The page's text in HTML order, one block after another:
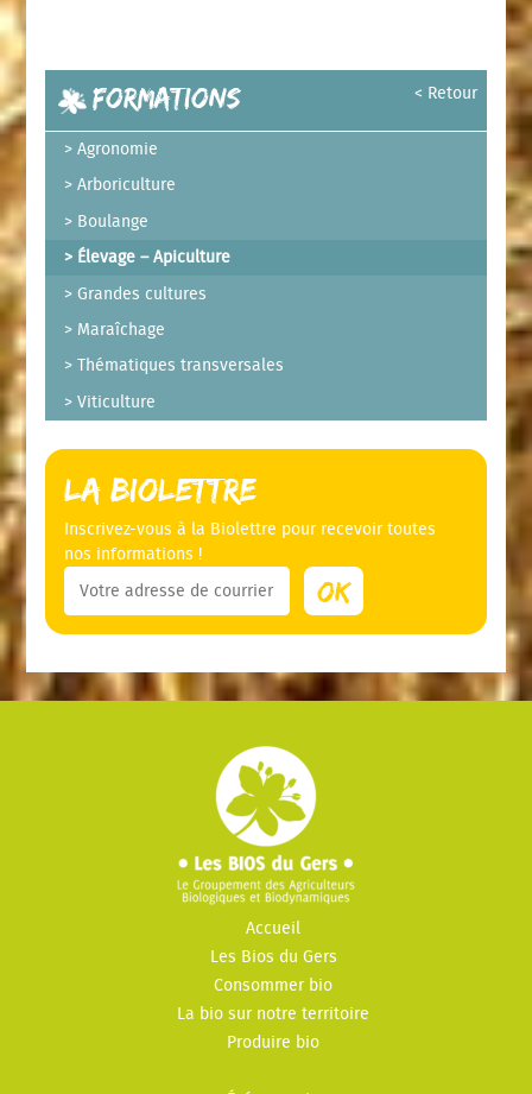
< Retour
Formations
Agronomie
Arboriculture
Boulange
Élevage – Apiculture
Grandes cultures
Maraîchage
Thématiques transversales
Viticulture
La Biolettre
Inscrivez-vous à la Biolettre pour recevoir toutes
nos informations !
Accueil
Les Bios du Gers
Consommer bio
La bio sur notre territoire
Produire bio